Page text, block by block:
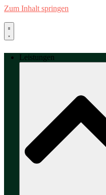
Zum Inhalt springen
Leistungen